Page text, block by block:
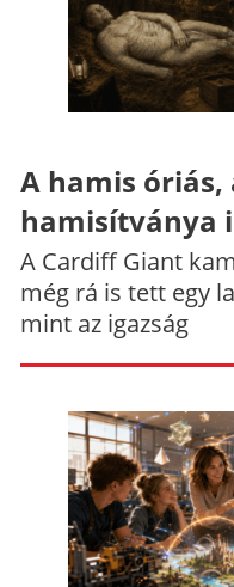
A hamis óriás,
hamisítványa
A Cardiff Giant
még rá is tett egy
mint az igazság